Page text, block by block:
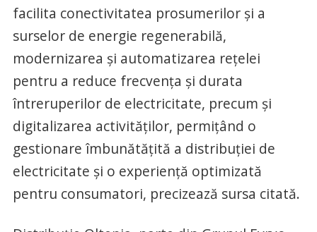
facilita conectivitatea prosumerilor şi a
surselor de energie regenerabilă,
modernizarea şi automatizarea reţelei
pentru a reduce frecvenţa şi durata
întreruperilor de electricitate, precum şi
digitalizarea activităţilor, permiţând o
gestionare îmbunătăţită a distribuţiei de
electricitate şi o experienţă optimizată
pentru consumatori, precizează sursa citată.